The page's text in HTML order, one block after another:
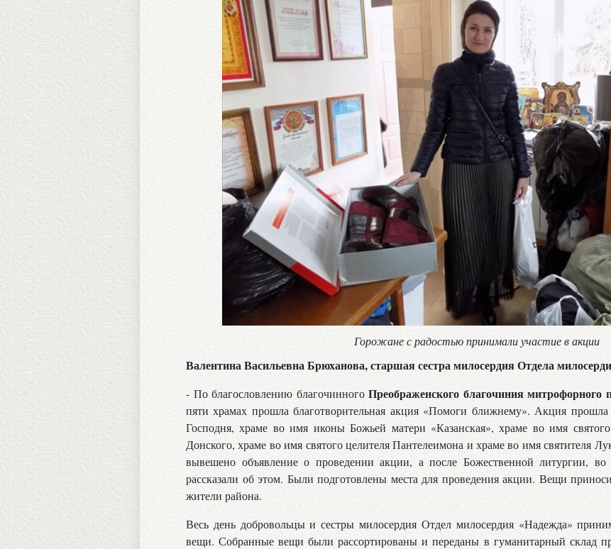
Горожане с радостью принимали участие в акции
Валентина Васильевна Брюханова, старшая сестра милосердия Отдела
- По благословлению благочинного Преображенского благочиния
пяти храмах прошла благотворительная акция «Помоги ближнему». Акция
Господня, храме во имя иконы Божьей матери «Казанская», храме во имя
Донского, храме во имя святого целителя Пантелеимона и храме во имя святителя
вывешено объявление о проведении акции, а после Божественной литургии,
рассказали об этом. Были подготовлены места для проведения акции. Вещи
жители района.
Весь день добровольцы и сестры милосердия Отдел милосердия «Надежда»
вещи. Собранные вещи были рассортированы и переданы в гуманитарный склад